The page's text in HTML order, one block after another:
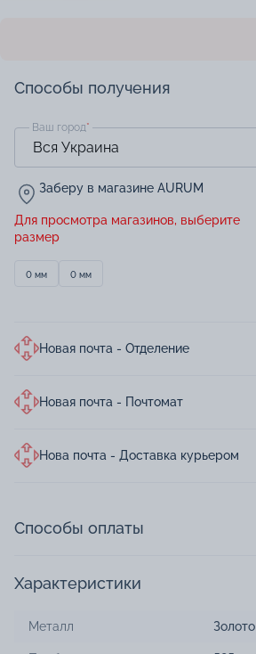
Способы получения
Ваш город*
Заберу в магазине AURUM
Для просмотра магазинов, выберите
размер
0 мм 0 мм
Новая почта - Отделение
Новая почта - Почтомат
Нова почта - Доставка курьером
Способы оплаты
Характеристики
Металл Золото